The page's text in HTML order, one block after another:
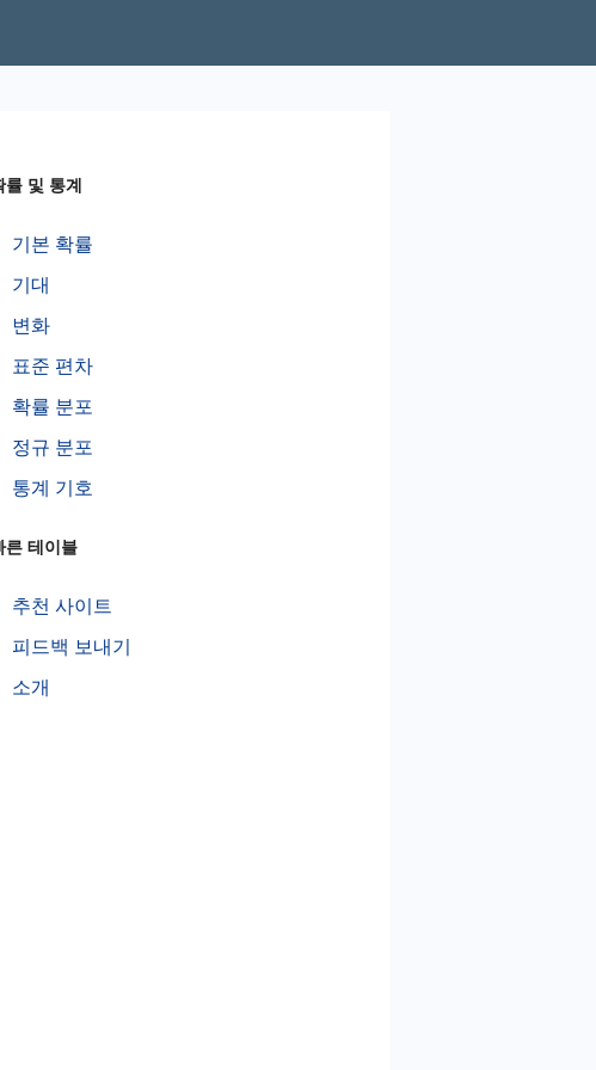
률 및 통계
기본 확률
기대
변화
표준 편차
확률 분포
정규 분포
통계 기호
른 테이블
추천 사이트
피드백 보내기
소개